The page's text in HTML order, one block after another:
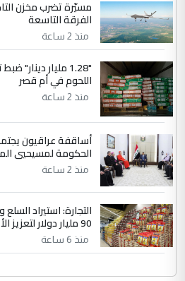
الموضوع :
الكشف عن إجراءات
النظام السابق من التعويض
مسيّرة تضرب مخزن
الفرقة التاسعة
منذ 2 ساعة
"1.28 مليار
اللحوم في أم قصر
منذ 2 ساعة
أساقفة عراقيون
الحكومة لمسيحيي
منذ 2 ساعة
التجارة: استيراد
90 مليار دولار لتعزيز الأمن الغ...
منذ 6 ساعة